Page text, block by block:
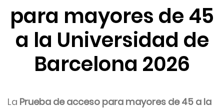
para mayores de 45
a la Universidad de
Barcelona 2026
La Prueba de acceso para mayores de 45 a la